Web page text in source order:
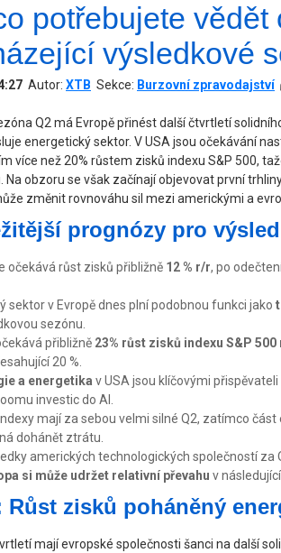
potřebujete vědět
výsledkové
Autor: XTB Sekce: Burzovní zpravodajství
Q2 má Evropě přinést další čtvrtletí
energetický sektor. V USA jsou očekávání
více než 20% růstem zisků indexu S&P 500,
Na obzoru se však začínají objevovat první
změnit rovnováhu sil mezi americkými a
prognózy pro
očekává růst zisků přibližně 12 % r/r, po
sektor v Evropě dnes plní podobnou funkci jako
sezónu.
přibližně 23% růst zisků indexu S&P 500
20 %.
a energetika v USA jsou klíčovými
investic do AI.
mají za sebou velmi silné Q2, zatímco
dohánět ztrátu.
amerických technologických společností za
si může udržet relativní převahu v
Růst zisků poháněný
mají evropské společnosti šanci na další